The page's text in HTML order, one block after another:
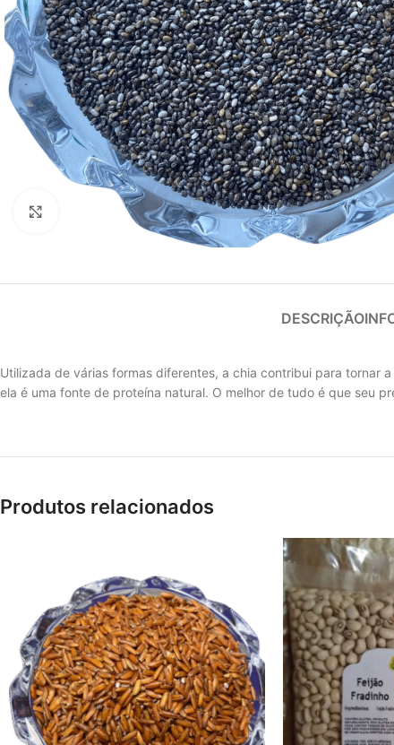
Clique para ampliar
DESCRIÇÃO
Utilizada de várias formas diferentes, a chia contribui para tornar a
ela é uma fonte de proteína natural. O melhor de tudo é que seu
Produtos relacionados